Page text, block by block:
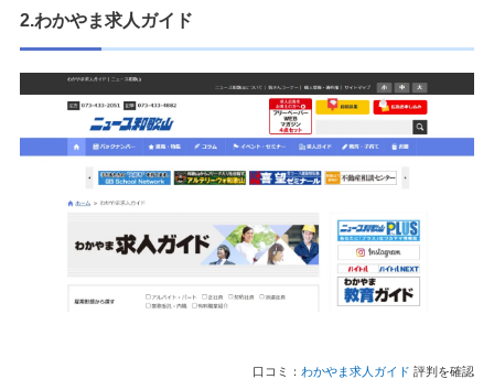
2.わかやま求人ガイド
口コミ： わかやま求人ガイド 評判を確認